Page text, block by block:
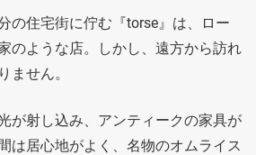
の住宅街に佇む『torse』は、ロー
のような店。しかし、遠方から訪れ
ません。
が射し込み、アンティークの家具が
は居心地がよく、名物のオムライス